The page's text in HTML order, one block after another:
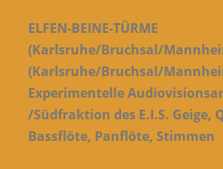
ELFEN-BEINE-TÜRME
(Karlsruhe/Bruchsal/
(Karlsruhe/Bruchsal/
Experimentelle
/Südfraktion des E.I.S. Geige,
Bassflöte, Panflöte, Stimmen